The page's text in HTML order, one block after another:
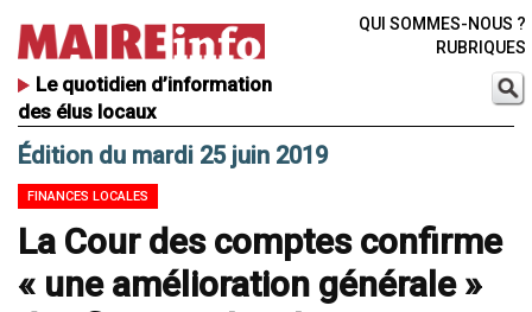
Le quotidien d’information
des élus locaux
QUI SOMMES-NOUS ?
RUBRIQUES
Édition du mardi 25 juin 2019
FINANCES LOCALES
La Cour des comptes confirme
« une amélioration générale »